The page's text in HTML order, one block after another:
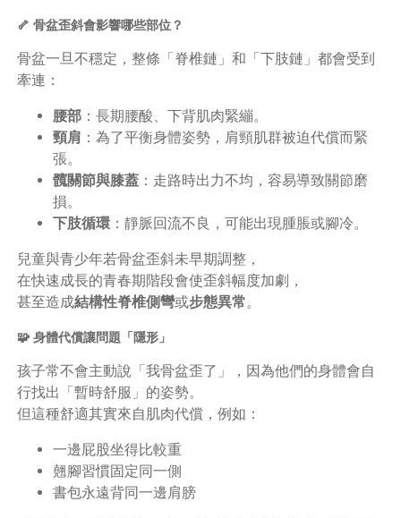
🦴 骨盆歪斜會影響哪些部位？
骨盆一旦不穩定，整條「脊椎鏈」和「下肢鏈」都會受到
牽連：
腰部：長期腰酸、下背肌肉緊繃。
頸肩 ：為了平衡身體姿勢，肩頸肌群被迫代償而緊
張。
髖關節與膝蓋：走路時出力不均，容易導致關節磨
損。
下肢循環：靜脈回流不良，可能出現腫脹或腳冷。
兒童與青少年若骨盆歪斜未早期調整，
在快速成長的青春期階段會使歪斜幅度加劇，
甚至造成結構性脊椎側彎或步態異常。
🧩 身體代償讓問題「隱形」
孩子常不會主動說「我骨盆歪了」，因為他們的身體會自
行找出「暫時舒服」的姿勢。
但這種舒適其實來自肌肉代償，例如：
一邊屁股坐得比較重
翹腳習慣固定同一側
書包永遠背同一邊肩膀